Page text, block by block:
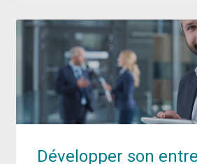
Développer son